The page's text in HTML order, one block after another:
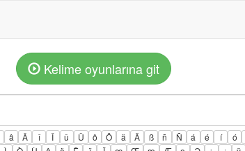
Kelime oyunlarına git
â Â î Î û Û ô Ô ä Ä ß ñ Ñ á é í ó